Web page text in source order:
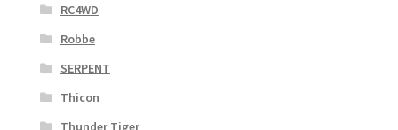
RC4WD
Robbe
SERPENT
Thicon
Thunder Tiger